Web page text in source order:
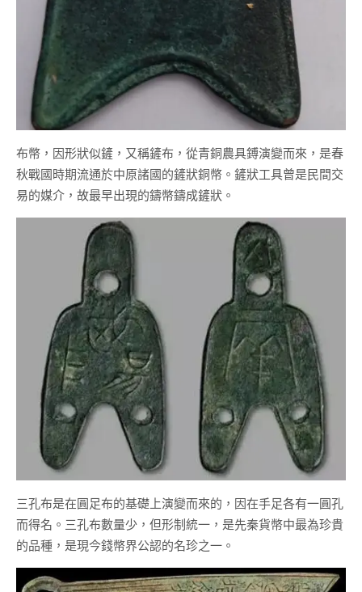
布幣，因形狀似鏟，又稱鏟布，從青銅農具鎛演變而來，是春
秋戰國時期流通於中原諸國的鏟狀銅幣。鏟狀工具曾是民間交
易的媒介，故最早出現的鑄幣鑄成鏟狀。
三孔布是在圓足布的基礎上演變而來的，因在手足各有一圓孔
而得名。三孔布數量少，但形制統一，是先秦貨幣中最為珍貴
的品種，是現今錢幣界公認的名珍之一。